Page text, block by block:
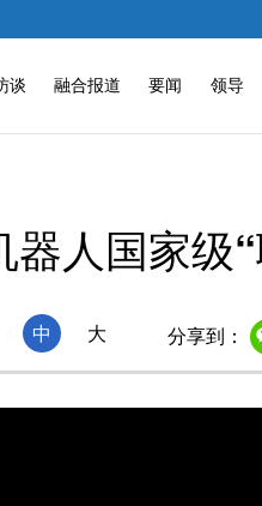
谈 融合报道 要闻 领导
人国家级
中 大 分享到：